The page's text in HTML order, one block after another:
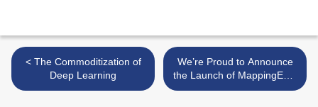
< The Commoditization of
Deep Learning
We’re Proud to Announce
the Launch of MappingEDU
>